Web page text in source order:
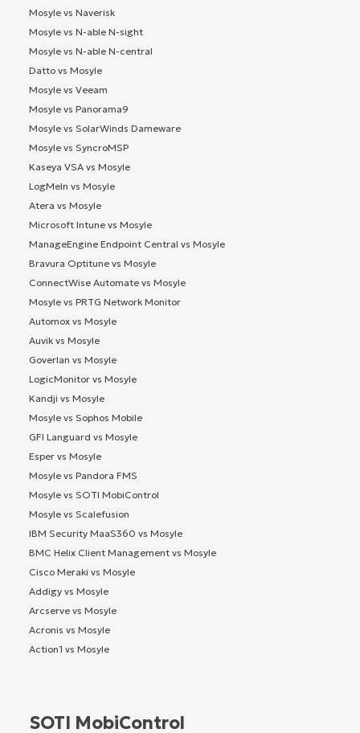
Mosyle vs Naverisk
Mosyle vs N-able N-sight
Mosyle vs N-able N-central
Datto vs Mosyle
Mosyle vs Veeam
Mosyle vs Panorama9
Mosyle vs SolarWinds Dameware
Mosyle vs SyncroMSP
Kaseya VSA vs Mosyle
LogMeIn vs Mosyle
Atera vs Mosyle
Microsoft Intune vs Mosyle
ManageEngine Endpoint Central vs Mosyle
Bravura Optitune vs Mosyle
ConnectWise Automate vs Mosyle
Mosyle vs PRTG Network Monitor
Automox vs Mosyle
Auvik vs Mosyle
Goverlan vs Mosyle
LogicMonitor vs Mosyle
Kandji vs Mosyle
Mosyle vs Sophos Mobile
GFI Languard vs Mosyle
Esper vs Mosyle
Mosyle vs Pandora FMS
Mosyle vs SOTI MobiControl
Mosyle vs Scalefusion
IBM Security MaaS360 vs Mosyle
BMC Helix Client Management vs Mosyle
Cisco Meraki vs Mosyle
Addigy vs Mosyle
Arcserve vs Mosyle
Acronis vs Mosyle
Action1 vs Mosyle
SOTI MobiControl